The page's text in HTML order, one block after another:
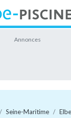
Seine-Maritime